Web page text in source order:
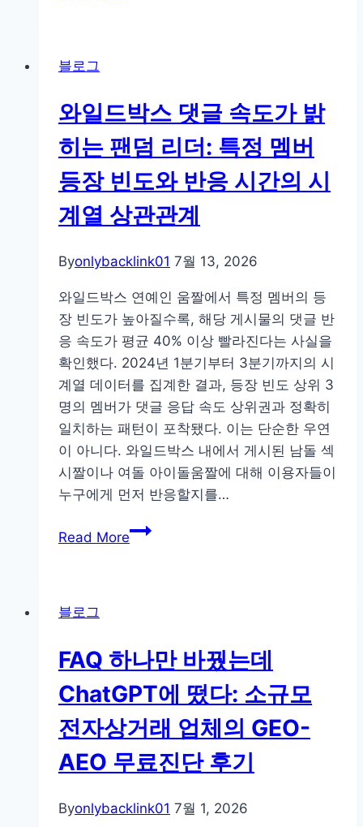
화
전
략
일
만
에
사
라
진
–
GEO
업
체
선
정
전
무
료
진
단
로
츠
생
애
주
기’
지
블로그
와일드박스 댓글 속도가 밝
히는 팬덤 리더: 특정 멤버
등장 빈도와 반응 시간의 시
계열 상관관계
Byonlybacklink01 7월 13, 2026
와일드박스 연예인 움짤에서 특정 멤버의 등
장 빈도가 높아질수록, 해당 게시물의 댓글 반
응 속도가 평균 40% 이상 빨라진다는 사실을
확인했다. 2024년 1분기부터 3분기까지의 시
계열 데이터를 집계한 결과, 등장 빈도 상위 3
명의 멤버가 댓글 응답 속도 상위권과 정확히
일치하는 패턴이 포착됐다. 이는 단순한 우연
이 아니다. 와일드박스 내에서 게시된 남돌 섹
시짤이나 여돌 아이돌움짤에 대해 이용자들이
누구에게 먼저 반응할지를…
Read More와
글
속
도
가
밝
히
팬
블로그
FAQ 하나만 바꿨는데
ChatGPT에 떴다: 소규모
전자상거래 업체의 GEO-
AEO 무료진단 후기
Byonlybacklink01 7월 1, 2026